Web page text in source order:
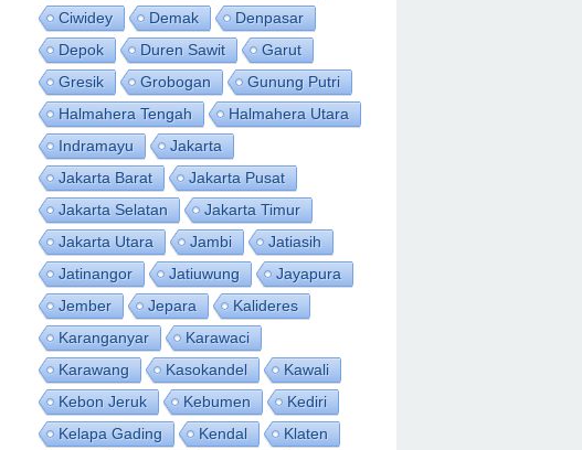
Ciwidey
Demak
Denpasar
Depok
Duren Sawit
Garut
Gresik
Grobogan
Gunung Putri
Halmahera Tengah
Halmahera Utara
Indramayu
Jakarta
Jakarta Barat
Jakarta Pusat
Jakarta Selatan
Jakarta Timur
Jakarta Utara
Jambi
Jatiasih
Jatinangor
Jatiuwung
Jayapura
Jember
Jepara
Kalideres
Karanganyar
Karawaci
Karawang
Kasokandel
Kawali
Kebon Jeruk
Kebumen
Kediri
Kelapa Gading
Kendal
Klaten